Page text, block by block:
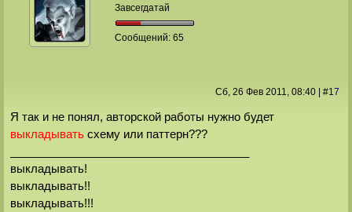
Завсегдатай
Сообщений:65
Сб, 26 Фев 2011, 08:40| #17
Я так и не понял, авторской работы нужно будет
выкладыватьсхему или паттерн???
выкладывать!
выкладывать!!
выкладывать!!!